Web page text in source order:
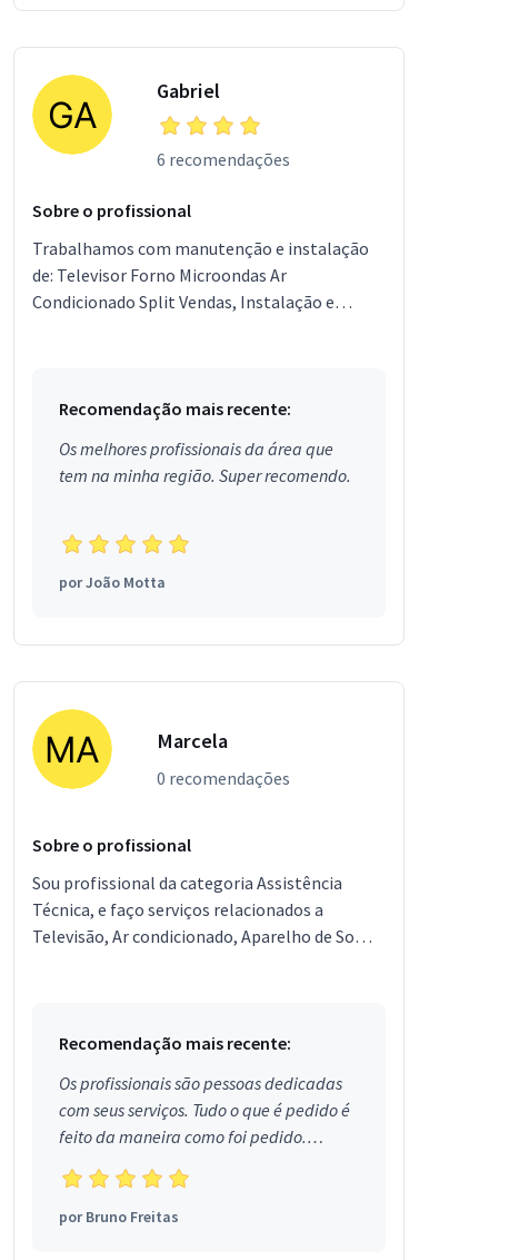
Gabriel
6 recomendações
Sobre o profissional
Trabalhamos com manutenção e instalação
de: Televisor Forno Microondas Ar
Condicionado Split Vendas, Instalação e
Recomendação mais recente:
Os melhores profissionais da área que
tem na minha região. Super recomendo.
porJoão Motta
Marcela
0 recomendações
Sobre o profissional
Sou profissional da categoria Assistência
Técnica, e faço serviços relacionados a
Televisão, Ar condicionado, Aparelho de Som,
Recomendação mais recente:
Os profissionais são pessoas dedicadas
com seus serviços. Tudo o que é pedido é
feito da maneira como foi pedido.
Aprovado!
porBruno Freitas